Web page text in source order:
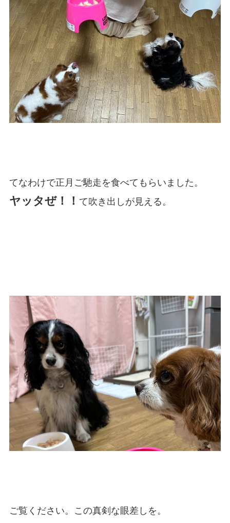
てなわけで正月ご馳走を食べてもらいました。
ヤッタぜ！！ て吹き出しが見える。
ご覧ください。この真剣な眼差しを。